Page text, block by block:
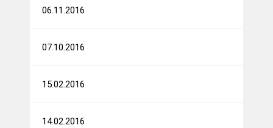
06.11.2016
07.10.2016
15.02.2016
14.02.2016